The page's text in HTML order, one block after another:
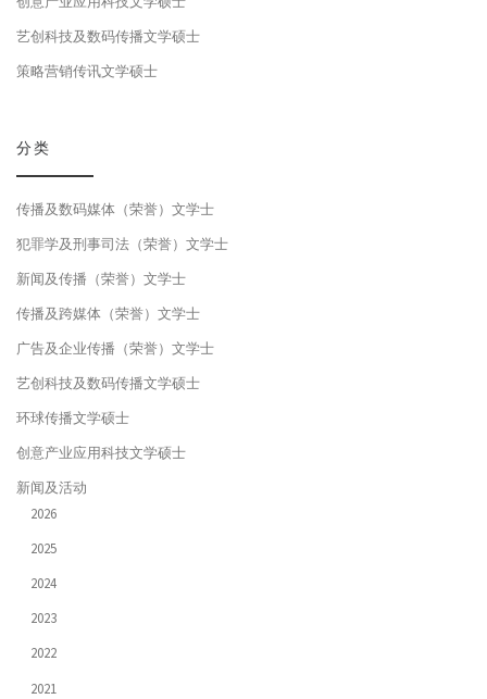
艺创科技及数码传播文学硕士
策略营销传讯文学硕士
分类
传播及数码媒体（荣誉）文学士
犯罪学及刑事司法（荣誉）文学士
新闻及传播（荣誉）文学士
传播及跨媒体（荣誉）文学士
广告及企业传播（荣誉）文学士
艺创科技及数码传播文学硕士
环球传播文学硕士
创意产业应用科技文学硕士
新闻及活动
2026
2025
2024
2023
2022
2021